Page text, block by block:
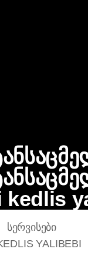
kedlis
ᲡᲔᲠᲕᲘᲡᲔᲑᲘ
YALIBEBI